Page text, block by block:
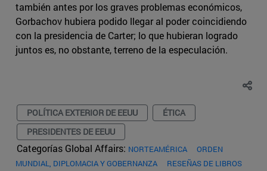
también antes por los graves problemas económicos,
Gorbachov hubiera podido llegar al poder coincidiendo
con la presidencia de Carter; lo que hubieran logrado
juntos es, no obstante, terreno de la especulación.
POLÍTICA EXTERIOR DE EEUU
ÉTICA
PRESIDENTES DE EEUU
Categorías Global Affairs: NORTEAMÉRICA
ORDEN
MUNDIAL, DIPLOMACIA Y GOBERNANZA
RESEÑAS DE LIBROS